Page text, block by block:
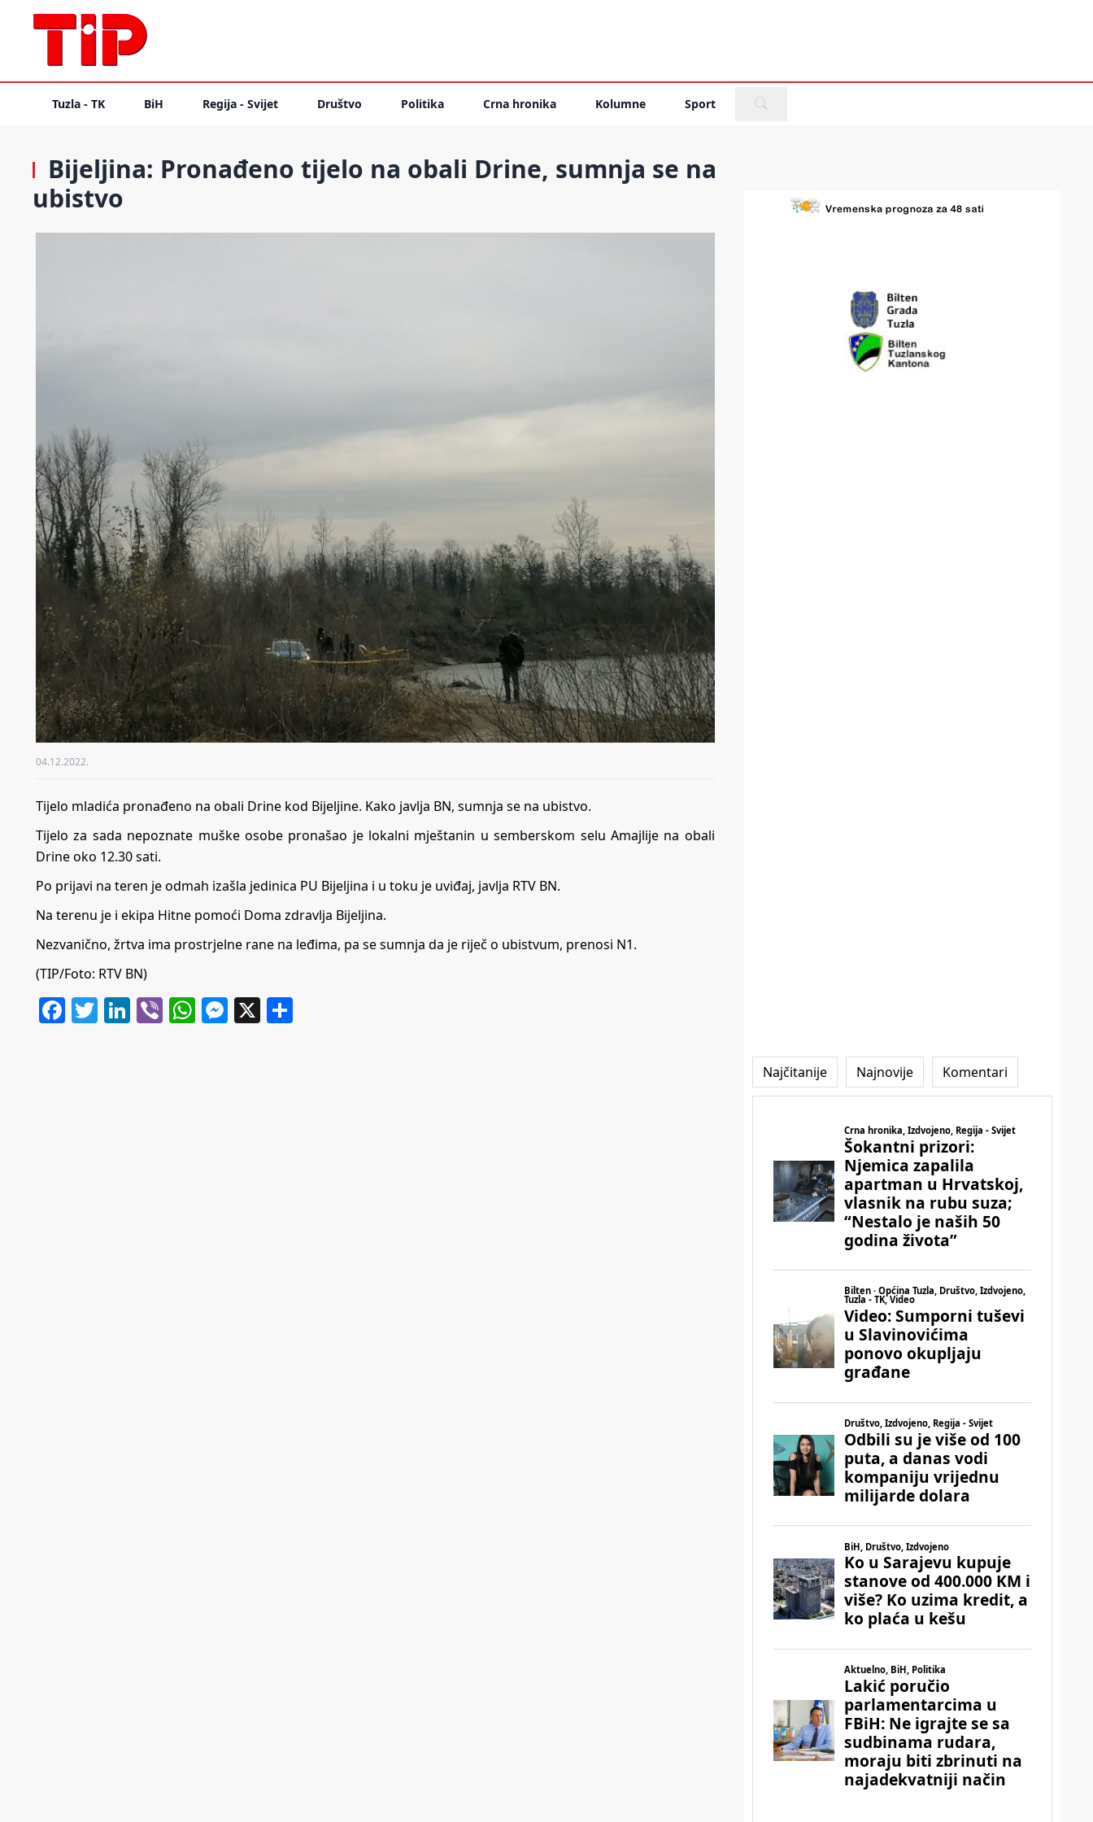
Tuzla - TK BiH Regija - Svijet Društvo Politika Crna hronika Kolumne Sport
Bijeljina: Pronađeno tijelo na obali Drine, sumnja se na
ubistvo
04.12.2022.
Tijelo mladića pronađeno na obali Drine kod Bijeljine. Kako javlja BN, sumnja se na ubistvo.
Tijelo za sada nepoznate muške osobe pronašao je lokalni mještanin u semberskom selu Amajlije na obali
Drine oko 12.30 sati.
Po prijavi na teren je odmah izašla jedinica PU Bijeljina i u toku je uviđaj, javlja RTV BN.
Na terenu je i ekipa Hitne pomoći Doma zdravlja Bijeljina.
Nezvanično, žrtva ima prostrjelne rane na leđima, pa se sumnja da je riječ o ubistvum, prenosi N1.
(TIP/Foto: RTV BN)
Facebook
Twitter
LinkedIn
ViberWhatsApp
Messenger
X
Najčitanije Najnovije Komentari